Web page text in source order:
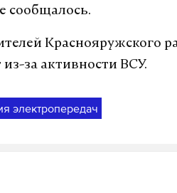
сообщалось.
Краснояружского
за активности ВСУ.
электропередач